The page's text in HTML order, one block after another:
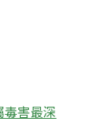
害最深